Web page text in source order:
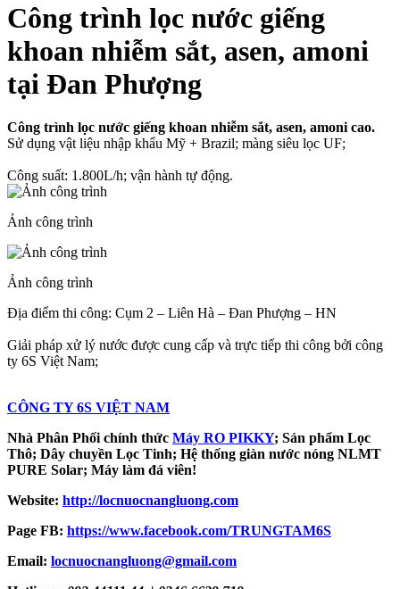
Công trình lọc nước giếng
khoan nhiễm sắt, asen, amoni
tại Đan Phượng
Công trình lọc nước giếng khoan nhiễm sắt, asen, amoni cao.
Sử dụng vật liệu nhập khẩu Mỹ + Brazil; màng siêu lọc UF;
Công suất: 1.800L/h; vận hành tự động.
Ảnh công trình
Ảnh công trình
Địa điểm thi công: Cụm 2 – Liên Hà – Đan Phượng – HN
Giải pháp xử lý nước được cung cấp và trực tiếp thi công bởi công
ty 6S Việt Nam;
CÔNG TY 6S VIỆT NAM
Nhà Phân Phối chính thức Máy RO PIKKY; Sản phẩm Lọc
Thô; Dây chuyền Lọc Tinh; Hệ thống giàn nước nóng NLMT
PURE Solar; Máy làm đá viên!
Website: http://locnuocnangluong.com
Page FB: https://www.facebook.com/TRUNGTAM6S
Email: locnuocnangluong@gmail.com